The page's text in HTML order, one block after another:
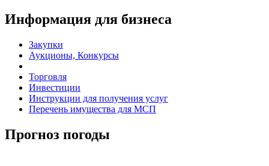
Информация для бизнеса
Закупки
Аукционы, Конкурсы
Торговля
Инвестиции
Инструкции для получения услуг
Перечень имущества для МСП
Прогноз погоды